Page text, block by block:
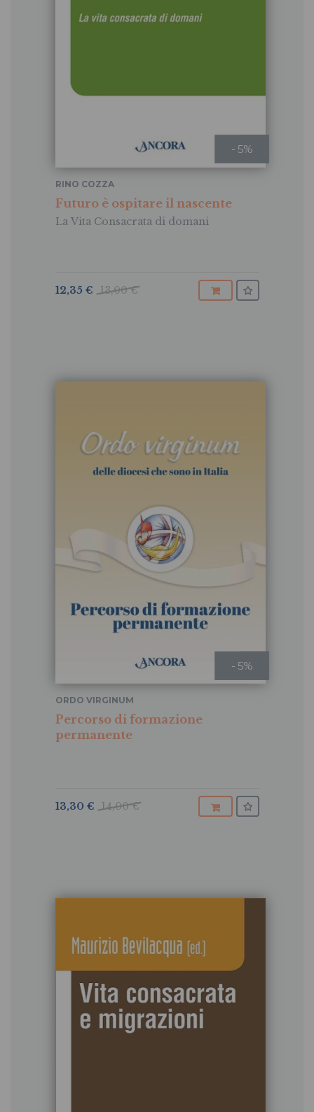
- 5%
Futuro è ospitare il nascente
La Vita Consacrata di domani
RINO COZZA
13,00 €
12,35 €
- 5%
Percorso di formazione
permanente
ORDO VIRGINUM
14,00 €
13,30 €